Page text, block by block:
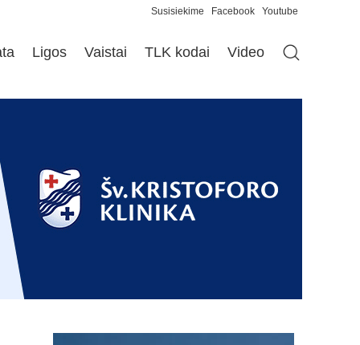
Susisiekime Facebook Youtube
Ligos Vaistai TLK kodai Video